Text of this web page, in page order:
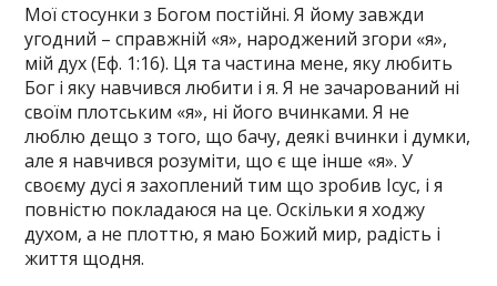
Мої стосунки з Богом постійні. Я йому завжди
угодний – справжній «я», народжений згори «я»,
мій дух (Еф. 1:16). Ця та частина мене, яку любить
Бог і яку навчився любити і я. Я не зачарований ні
своїм плотським «я», ні його вчинками. Я не
люблю дещо з того, що бачу, деякі вчинки і думки,
але я навчився розуміти, що є ще інше «я». У
своєму дусі я захоплений тим що зробив Ісус, і я
повністю покладаюся на це. Оскільки я ходжу
духом, а не плоттю, я маю Божий мир, радість і
життя щодня.